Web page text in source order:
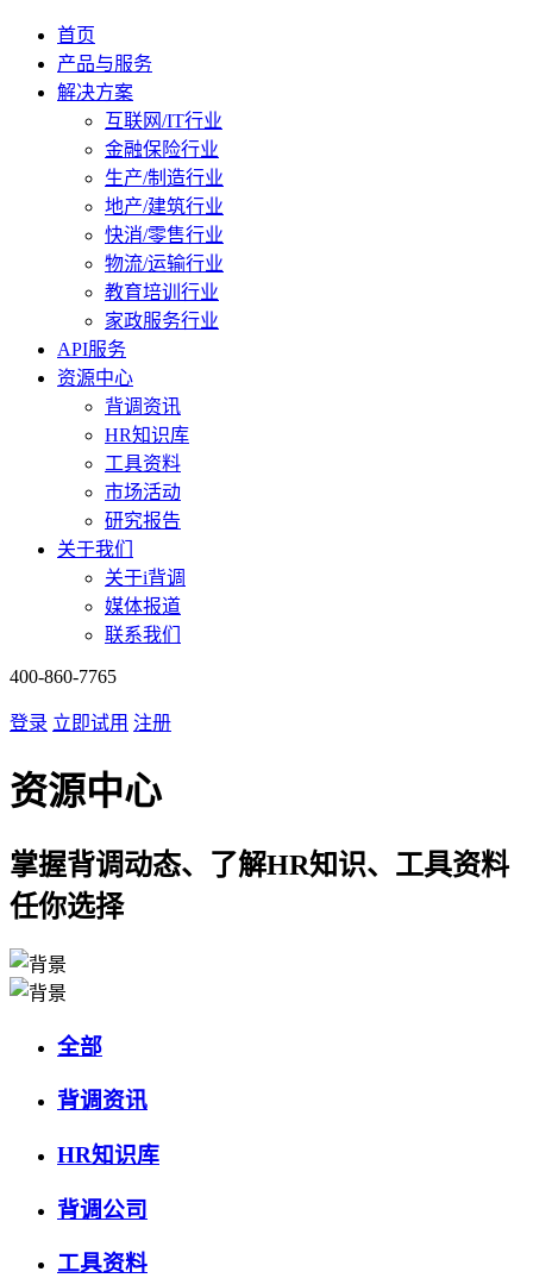
首页
产品与服务
解决方案
互联网/IT行业
金融保险行业
生产/制造行业
地产/建筑行业
快消/零售行业
物流/运输行业
教育培训行业
家政服务行业
API服务
资源中心
背调资讯
HR知识库
工具资料
市场活动
研究报告
关于我们
关于i背调
媒体报道
联系我们
400-860-7765
登录 立即试用 注册
资源中心
掌握背调动态、了解HR知识、工具资料
任你选择
全部
背调资讯
HR知识库
背调公司
工具资料